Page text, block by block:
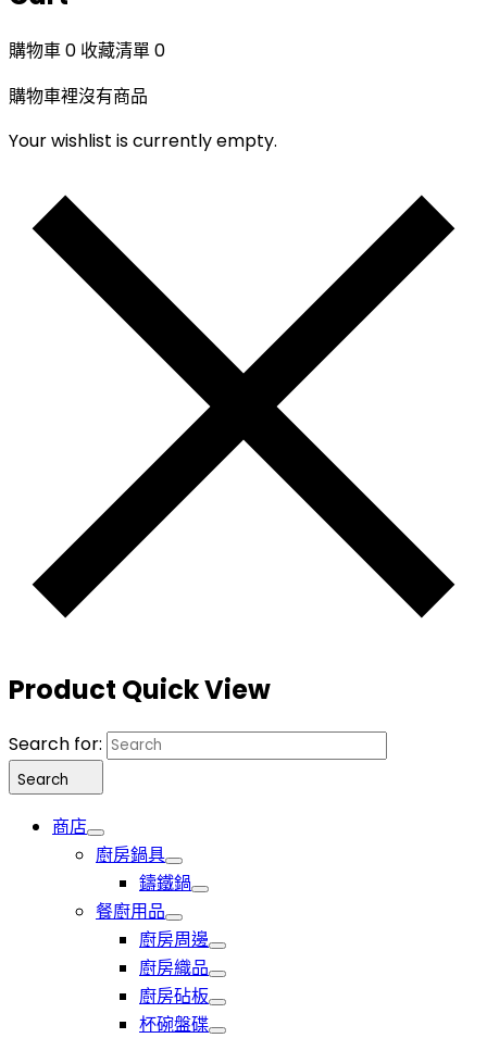
購物車0 收藏清單0
購物車裡沒有商品
Your wishlist is currently empty.
Product Quick View
Search for:
Search
商店
廚房鍋具
鑄鐵鍋
餐廚用品
廚房周邊
廚房織品
廚房砧板
杯碗盤碟